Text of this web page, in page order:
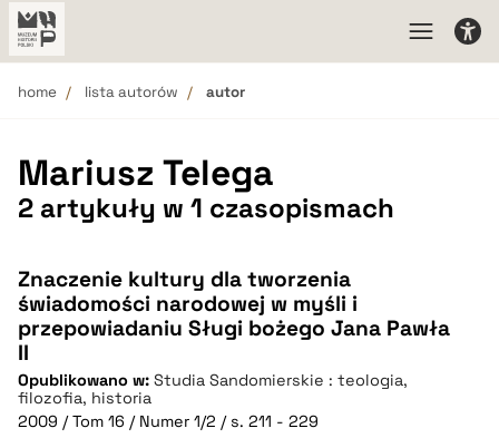
home lista autorów autor
Mariusz Telega
2 artykuły w 1 czasopismach
Znaczenie kultury dla tworzenia
świadomości narodowej w myśli i
przepowiadaniu Sługi bożego Jana Pawła
II
Opublikowano w: Studia Sandomierskie : teologia,
filozofia, historia
2009 / Tom 16 / Numer 1/2 / s. 211 - 229